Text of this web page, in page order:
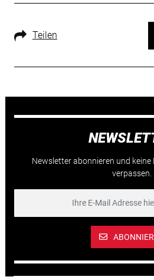
Teilen
Newsletter abonnieren und
verpassen.